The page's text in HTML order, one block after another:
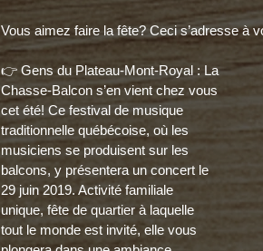
Vous aimez faire la fête? Ceci s’adresse à
👉 Gens du Plateau-Mont-Royal : La
Chasse-Balcon s’en vient chez vous
cet été! Ce festival de musique
traditionnelle québécoise, où les
musiciens se produisent sur les
balcons, y présentera un concert le
29 juin 2019. Activité familiale
unique, fête de quartier à laquelle
tout le monde est invité, elle vous